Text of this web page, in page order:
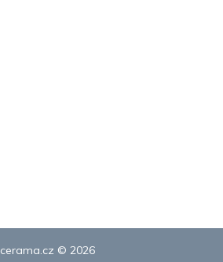
cerama.cz © 2026